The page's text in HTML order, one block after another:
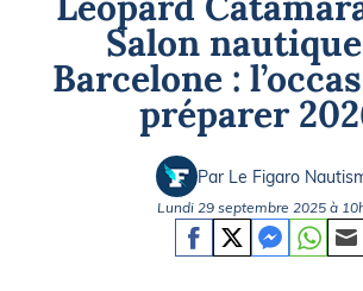
Salon
Barcelone :
préparer
Par Le Figaro
Lundi 29 septembre 2025 à